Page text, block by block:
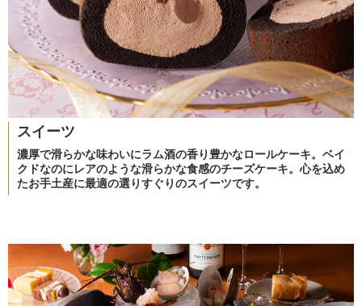
スイーツ
濃厚で滑らかな味わいにラム酒の香り豊かなロールケーキ。ベイ
クドなのにレアのような滑らかな食感のチーズケーキ。心を込め
たお手土産に最適の選りすぐりのスイーツです。